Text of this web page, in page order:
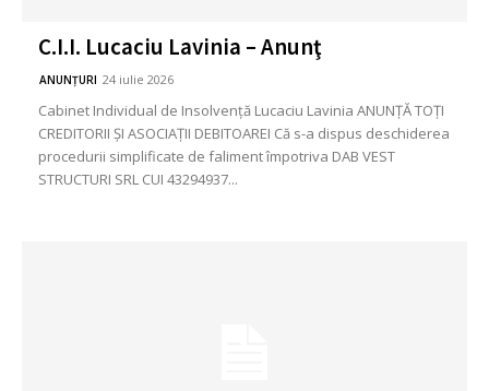
C.I.I. Lucaciu Lavinia – Anunţ
ANUNȚURI 24 iulie 2026
Cabinet Individual de Insolvență Lucaciu Lavinia ANUNŢĂ TOŢI
CREDITORII ȘI ASOCIAȚII DEBITOAREI Că s-a dispus deschiderea
procedurii simplificate de faliment împotriva DAB VEST
STRUCTURI SRL CUI 43294937...